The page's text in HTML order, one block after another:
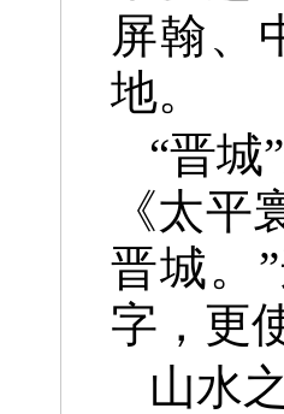
屏翰、
地。
“晋城
《太
晋城。
字，更
山水